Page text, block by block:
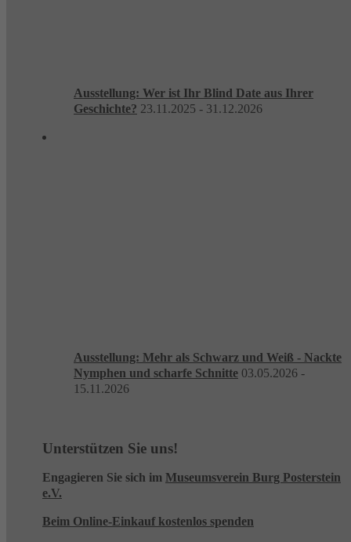
Ausstellung: Wer ist Ihr Blind Date aus Ihrer
Geschichte? 23.11.2025 - 31.12.2026
Ausstellung: Mehr als Schwarz und Weiß - Nackte
Nymphen und scharfe Schnitte 03.05.2026 -
15.11.2026
Unterstützen Sie uns!
Engagieren Sie sich im Museumsverein Burg Posterstein
e.V.
Beim Online-Einkauf kostenlos spenden